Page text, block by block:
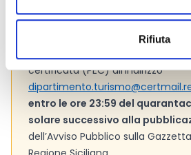
Rifiuta
Le istanze potranno essere
certificata (PEC) all’indirizzo
entro le ore 23:59 del
solare successivo alla
dell’Avviso Pubblico sulla